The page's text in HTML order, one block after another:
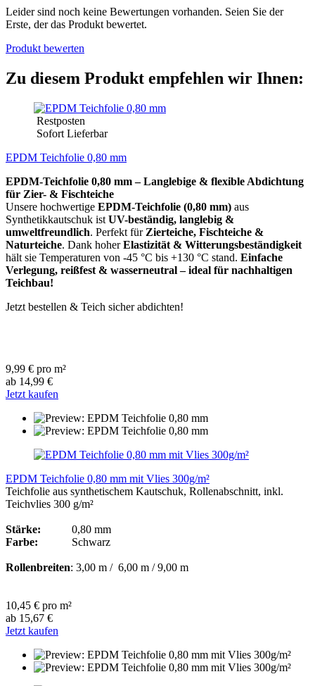
Leider sind noch keine Bewertungen vorhanden. Seien Sie der
Erste, der das Produkt bewertet.
Produkt bewerten
Zu diesem Produkt empfehlen wir Ihnen:
Restposten
Sofort Lieferbar
EPDM Teichfolie 0,80 mm
EPDM-Teichfolie 0,80 mm – Langlebige & flexible Abdichtung
für Zier- & Fischteiche
Unsere hochwertige EPDM-Teichfolie (0,80 mm) aus
Synthetikkautschuk ist UV-beständig, langlebig &
umweltfreundlich. Perfekt für Zierteiche, Fischteiche &
Naturteiche. Dank hoherElastizität & Witterungsbeständigkeit
hält sie Temperaturen von -45 °C bis +130 °C stand. Einfache
Verlegung, reißfest & wasserneutral – ideal für nachhaltigen
Teichbau!
Jetzt bestellen & Teich sicher abdichten!
9,99 € pro m²
ab 14,99 €
Jetzt kaufen
EPDM Teichfolie 0,80 mm mit Vlies 300g/m²
Teichfolie aus synthetischem Kautschuk, Rollenabschnitt, inkl.
Teichvlies 300 g/m²
Stärke: 0,80 mm
Farbe:
Schwarz
Rollenbreiten: 3,00 m / 6,00 m / 9,00 m
10,45 € pro m²
ab 15,67 €
Jetzt kaufen